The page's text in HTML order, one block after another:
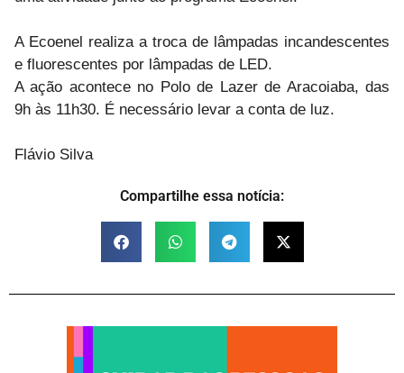
A Ecoenel realiza a troca de lâmpadas incandescentes
e fluorescentes por lâmpadas de LED.
A ação acontece no Polo de Lazer de Aracoiaba, das
9h às 11h30. É necessário levar a conta de luz.
Flávio Silva
Compartilhe essa notícia: